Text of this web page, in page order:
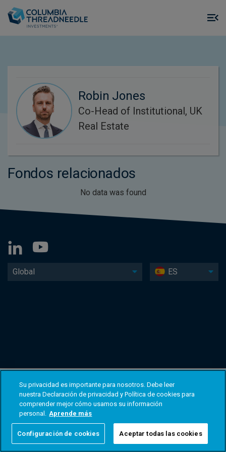
Robin Jones
Co-Head of Institutional, UK
Real Estate
Fondos relacionados
No data was found
Global ES
Su privacidad es importante para nosotros. Debe leer
nuestra Declaración de privacidad y Política de cookies para
comprender mejor cómo usamos su información
personal. Aprende más
Configuración de cookies Aceptar todas las cookies